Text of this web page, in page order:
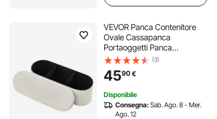
VEVOR Panca Contenitore
Ovale Cassapanca
Portaoggetti Panca
Pieghevole Imbottita Carico
299,37 kg per Letto con
Ampio Spazio di Stoccaggio,
Camera da Letto, Beige
(3)
4590€
Disponibile
Consegna:Sab. Ago. 8 - Mer.
Ago. 12